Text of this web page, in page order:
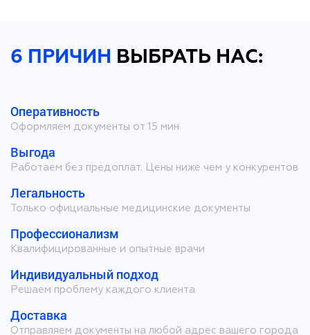
6 ПРИЧИН ВЫБРАТЬ НАС:
Оперативность
Оформляем документы от 15 мин
Выгода
Работаем без предоплат. Цены ниже чем у конкурентов
Легальность
Только официальные медицинские документы
Профессионализм
Квалифицированные и опытные врачи
Индивидуальный подход
Решаем проблему каждого клиента
Доставка
Отправляем документы на любой адрес вашего города